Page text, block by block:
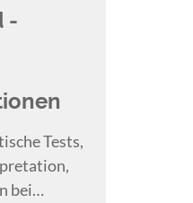
-
Tests,
bei